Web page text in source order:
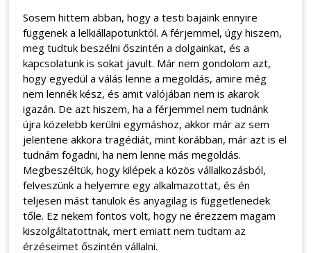
Sosem hittem abban, hogy a testi bajaink ennyire
függenek a lelkiállapotunktól. A férjemmel, úgy hiszem,
meg tudtuk beszélni őszintén a dolgainkat, és a
kapcsolatunk is sokat javult. Már nem gondolom azt,
hogy egyedül a válás lenne a megoldás, amire még
nem lennék kész, és amit valójában nem is akarok
igazán. De azt hiszem, ha a férjemmel nem tudnánk
újra közelebb kerülni egymáshoz, akkor már az sem
jelentene akkora tragédiát, mint korábban, már azt is el
tudnám fogadni, ha nem lenne más megoldás.
Megbeszéltük, hogy kilépek a közös vállalkozásból,
felveszünk a helyemre egy alkalmazottat, és én
teljesen mást tanulok és anyagilag is függetlenedek
tőle. Ez nekem fontos volt, hogy ne érezzem magam
kiszolgáltatottnak, mert emiatt nem tudtam az
érzéseimet őszintén vállalni.